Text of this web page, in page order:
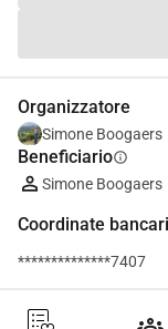
Organizzatore
Simone Boogaers
Beneficiarioinfo
Simone Boogaers
Coordinate
**************7407